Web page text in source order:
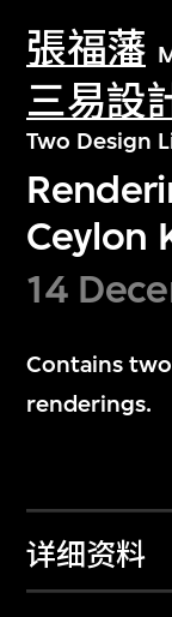
張福藩
三易設
Two Design
Ceylon
14
Contains
renderings.
详细资料
文化藏品。